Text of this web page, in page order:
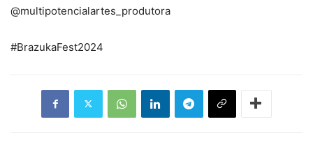
@multipotencialartes_produtora
#BrazukaFest2024